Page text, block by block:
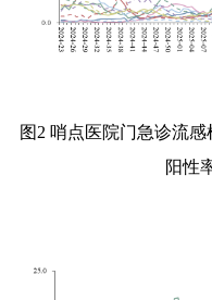
图2 哨点医院门急诊流
阳性